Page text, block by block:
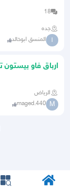
18
جده
ا المنسق ابوخالد
الرياض
M
maged.440